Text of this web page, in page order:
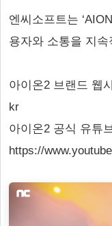
엔씨소프트는
용자와 소통을 지
아이온2 브랜드 웹
kr
아이온2 공식 유튜
https://